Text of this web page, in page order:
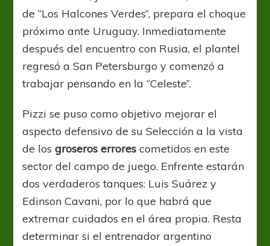
de “Los Halcones Verdes”, prepara el choque
próximo ante Uruguay. Inmediatamente
después del encuentro con Rusia, el plantel
regresó a San Petersburgo y comenzó a
trabajar pensando en la “Celeste”.
Pizzi se puso como objetivo mejorar el
aspecto defensivo de su Selección a la vista
de losgroseros errores cometidos en este
sector del campo de juego. Enfrente estarán
dos verdaderos tanques: Luis Suárez y
Edinson Cavani, por lo que habrá que
extremar cuidados en el área propia. Resta
determinar si el entrenador argentino